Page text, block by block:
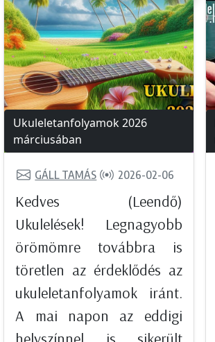
Ukuleletanfolyamok 2026
márciusában
GÁLL TAMÁS 2026-02-06
Kedves (Leendő)
Ukulelések! Legnagyobb
örömömre továbbra is
töretlen az érdeklődés az
ukuleletanfolyamok iránt.
A mai napon az eddigi